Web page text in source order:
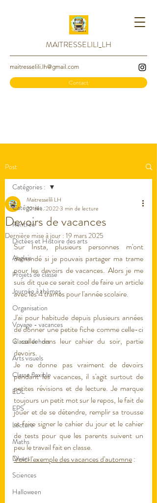
MAITRESSELILI_LH
maitresselili.lh@gmail.com
Contact
Post
Catégories :
Rentrée
Dictées et Histoire des arts
Anglais
Projets de classe
Journée à thèmes
Organisation
Voyage - vacances
Classe dehors
Arts visuels
Classe flexible
EDL
EPS
Lecture
Maths
Divers
Sciences
Halloween
Catégories :
Devoirs de vacances
Maitresselili LH
22 déc. 20223 min de lecture
Dernière mise à jour : 19 mars 2025
Sur Insta, plusieurs personnes m'ont
demandé si je pouvais partager ma trame
pour les devoirs de vacances. Alors je me
suis dit que ce serait cool de faire un article
avec les 4 trames pour l'année scolaire.
J'ai pour habitude depuis plusieurs années
de donner une petite fiche comme celle-ci
à coller dans leur cahier du soir, partie
devoirs.
Je ne donne pas vraiment de devoirs
pendant les vacances, il s'agit surtout de
petites révisions et de lecture. Je marque
toujours un petit mot sur le repos, le fait de
jouer et de se détendre, remplir sa trousse
et faire signer le cahier du jour et le cahier
de tests pour que les parents suivent un
peu le travail fait en classe.
Voici l'exemple des vacances d'automne :